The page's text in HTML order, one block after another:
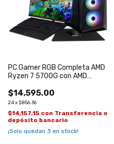
PC Gamer RGB Completa AMD
Ryzen 7 5700G con AMD
$14,595.00
24x $856.36
$14,157.15 con Transferencia o
depósito bancario
¡Solo quedan 3 en stock!